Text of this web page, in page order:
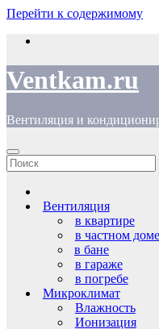
Перейти к содержимому
Ventkam.ru
Вентиляция и
Вентиляция
в квартире
в частном доме
в бане
в гараже
в погребе
Микроклимат
Влажность
Ионизация